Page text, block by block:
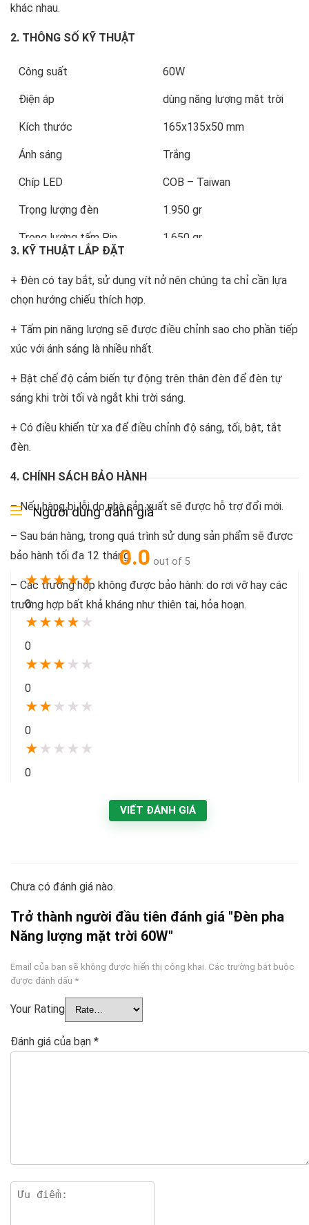
khác nhau.
2. THÔNG SỐ KỸ THUẬT
Công suất 60W
Điện áp dùng năng lượng mặt trời
Kích thước 165x135x50 mm
Ánh sáng Trắng
Chíp LED COB – Taiwan
Trọng lượng đèn 1.950 gr
Trọng lượng tấm Pin 1.650 gr
giờ)
Tuổi thọ chíp LED
3. KỸ THUẬT LẮP ĐẶT
+ Đèn có tay bắt, sử dụng vít nở nên chúng ta chỉ cần lựa
chọn hướng chiếu thích hợp.
+ Tấm pin năng lượng sẽ được điều chỉnh sao cho phần tiếp
xúc với ánh sáng là nhiều nhất.
+ Bật chế độ cảm biến tự động trên thân đèn để đèn tự
sáng khi trời tối và ngắt khi trời sáng.
+ Có điều khiển từ xa để điều chỉnh độ sáng, tối, bật, tắt
đèn.
4. CHÍNH SÁCH BẢO HÀNH
– Nếu hàng bị lỗi do nhà sản xuất sẽ được hỗ trợ đổi mới.
– Sau bán hàng, trong quá trình sử dụng sản phẩm sẽ được
bảo hành tối đa 12 tháng.
– Các trường hợp không được bảo hành: do rơi vỡ hay các
trường hợp bất khả kháng như thiên tai, hỏa hoạn.
Người dùng đánh giá
0.0 out of 5
★★★★★
0
★★★★ ★
0
★★★ ★ ★
0
★★ ★ ★ ★
0
★ ★ ★ ★ ★
0
VIẾT ĐÁNH GIÁ
Chưa có đánh giá nào.
Trở thành người đầu tiên đánh giá "Đèn pha
Năng lượng mặt trời 60W"
Email của bạn sẽ không được hiển thị công khai. Các trường bắt buộc
được đánh dấu *
Your Rating
Đánh giá của bạn *